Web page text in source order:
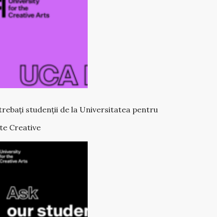
studenții de la Universitatea pentru
Creative